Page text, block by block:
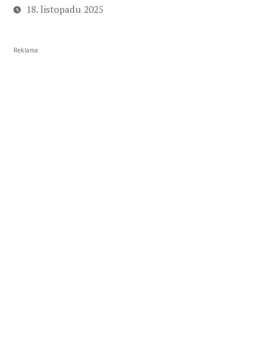
18. listopadu 2025
Reklama